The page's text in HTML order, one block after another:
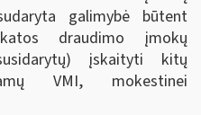
galimybė būtent
draudimo įmokų
įskaityti kitų
VMI, mokestinei